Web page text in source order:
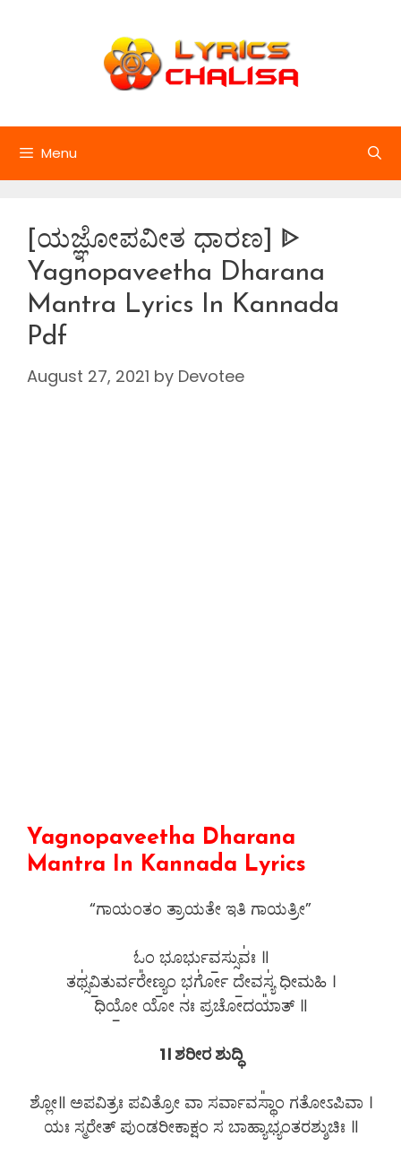
Menu
[ಯಜ್ಞೋಪವೀತ ಧಾರಣ] ᐈ
Yagnopaveetha Dharana
Mantra Lyrics In Kannada
Pdf
August 27, 2021 by Devotee
Yagnopaveetha Dharana
Mantra In Kannada Lyrics
“ಗಾಯಂತಂ ತ್ರಾಯತೇ ಇತಿ ಗಾಯತ್ರೀ”
ಓಂ ಭೂರ್ಭುವ॒ಸ್ಸುವಃ॑ ॥
ತಥ್ಸ॑ವಿ॒ತುರ್ವರೇ᳚ಣ್ಯಂ॒ ಭರ್ಗೋ॑ ದೇ॒ವಸ್ಯ॑ ಧೀಮಹಿ ।
ಧಿಯೋ॒ ಯೋ ನಃ॑ ಪ್ರಚೋದಯಾ᳚ತ್ ॥
1। ಶರೀರ ಶುದ್ಧಿ
ಶ್ಲೋ॥ ಅಪವಿತ್ರಃ ಪವಿತ್ರೋ ವಾ ಸರ್ವಾವಸ್ಥಾಂ᳚ ಗತೋಽಪಿವಾ ।
ಯಃ ಸ್ಮರೇತ್ ಪುಂಡರೀಕಾಕ್ಷಂ ಸ ಬಾಹ್ಯಾಭ್ಯಂತರಶ್ಶುಚಿಃ ॥